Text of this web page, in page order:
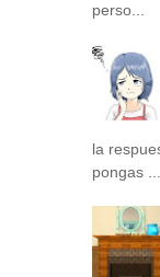
perso...
la
pongas ...